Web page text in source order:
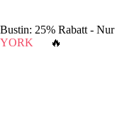
25% Rabatt - Nur
🔥